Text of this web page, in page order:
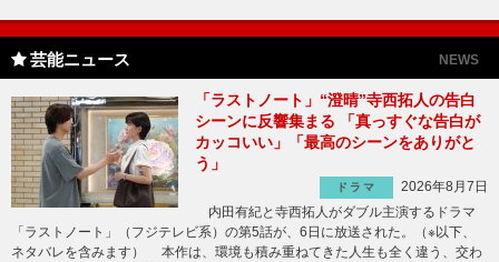
芸能ニュース NEWS
「ラストノート」“澄晴”寺西拓人の告白
シーンに反響集まる 「真っすぐな告白が
カッコいい」「最高のシーンをありがと
う」
ドラマ
2026年8月7日
内田有紀と寺西拓人がダブル主演するドラマ
「ラストノート」（フジテレビ系）の第5話が、6日に放送された。（※以下、
ネタバレを含みます） 本作は、環境も積み重ねてきた人生も全く違う、交わ